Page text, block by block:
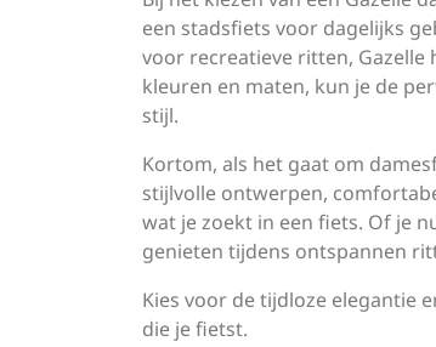
een stadsfiets voor dagelijks
voor recreatieve ritten,
kleuren en maten, kun je de
stijl.
Kortom, als het gaat om
stijlvolle ontwerpen,
wat je zoekt in een fiets. Of je
genieten tijdens ontspannen
Kies voor de tijdloze elegantie
die je fietst.